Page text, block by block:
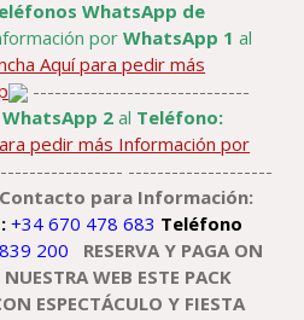
WhatsApp de
porWhatsApp 1 al
Aquí para pedir más
------------------------------
WhatsApp 2 al Teléfono:
pedir más Información por
--------------------
para Información:
+34 670 478 683 Teléfono
200
RESERVA Y PAGA ON
WEB ESTE PACK
ESPECTÁCULOY FIESTA